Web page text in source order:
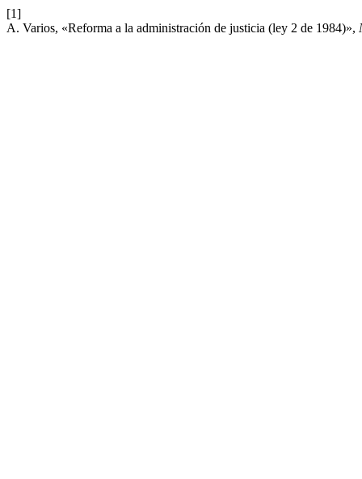
[1]
A. Varios, «Reforma a la administración de justicia (ley 2 de 1984)»,